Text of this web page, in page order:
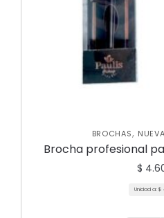
BROCHAS,
Brocha profesional
$
Unidad a: $